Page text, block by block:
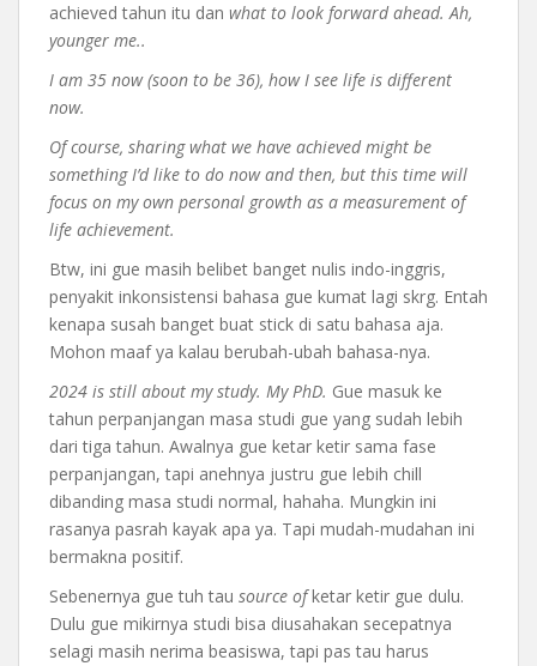
achieved tahun itu dan what to look forward ahead. Ah,
younger me..
I am 35 now (soon to be 36), how I see life is different
now.
Of course, sharing what we have achieved might be
something I’d like to do now and then, but this time will
focus on my own personal growth as a measurement of
life achievement.
Btw, ini gue masih belibet banget nulis indo-inggris,
penyakit inkonsistensi bahasa gue kumat lagi skrg. Entah
kenapa susah banget buat stick di satu bahasa aja.
Mohon maaf ya kalau berubah-ubah bahasa-nya.
2024 is still about my study. My PhD. Gue masuk ke
tahun perpanjangan masa studi gue yang sudah lebih
dari tiga tahun. Awalnya gue ketar ketir sama fase
perpanjangan, tapi anehnya justru gue lebih chill
dibanding masa studi normal, hahaha. Mungkin ini
rasanya pasrah kayak apa ya. Tapi mudah-mudahan ini
bermakna positif.
Sebenernya gue tuh tau source ofketar ketir gue dulu.
Dulu gue mikirnya studi bisa diusahakan secepatnya
selagi masih nerima beasiswa, tapi pas tau harus